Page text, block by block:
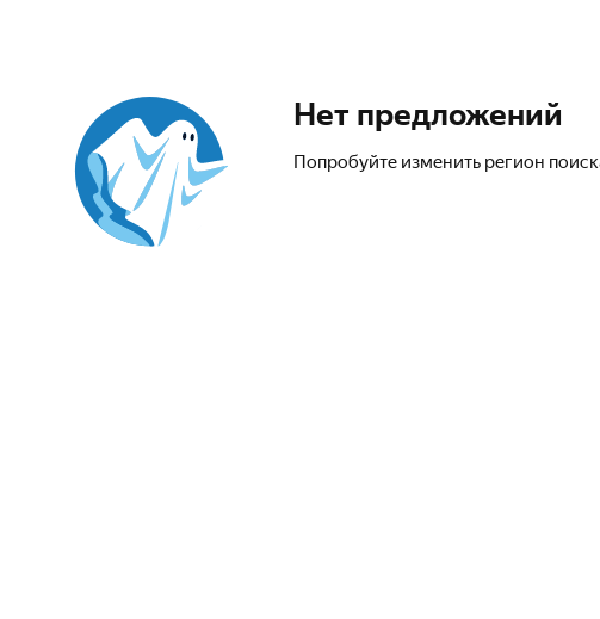
Нет предложений
Попробуйте изменить регион